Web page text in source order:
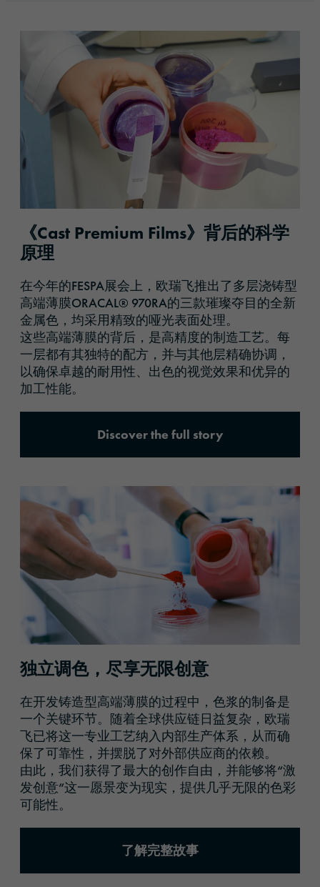
《Cast Premium Films》背后的科学
原理
在今年的FESPA展会上，欧瑞飞推出了多层浇铸型
高端薄膜ORACAL® 970RA的三款璀璨夺目的全新
金属色，均采用精致的哑光表面处理。
这些高端薄膜的背后，是高精度的制造工艺。每
一层都有其独特的配方，并与其他层精确协调，
以确保卓越的耐用性、出色的视觉效果和优异的
加工性能。
Discover the full story
独立调色，尽享无限创意
在开发铸造型高端薄膜的过程中，色浆的制备是
一个关键环节。随着全球供应链日益复杂，欧瑞
飞已将这一专业工艺纳入内部生产体系，从而确
保了可靠性，并摆脱了对外部供应商的依赖。
由此，我们获得了最大的创作自由，并能够将“激
发创意”这一愿景变为现实，提供几乎无限的色彩
可能性。
了解完整故事